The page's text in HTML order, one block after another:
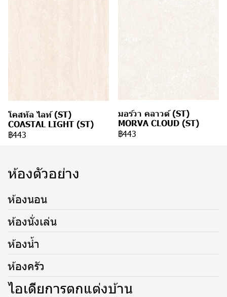
โคสทัล ไลท์ (ST)
COASTAL LIGHT (ST)
฿443
มอร์วา คลาวด์ (ST)
MORVA CLOUD (ST)
฿443
ห้องตัวอย่าง
ห้องนอน
ห้องนั่งเล่น
ห้องน้ำ
ห้องครัว
ไอเดียการตกแต่งบ้าน